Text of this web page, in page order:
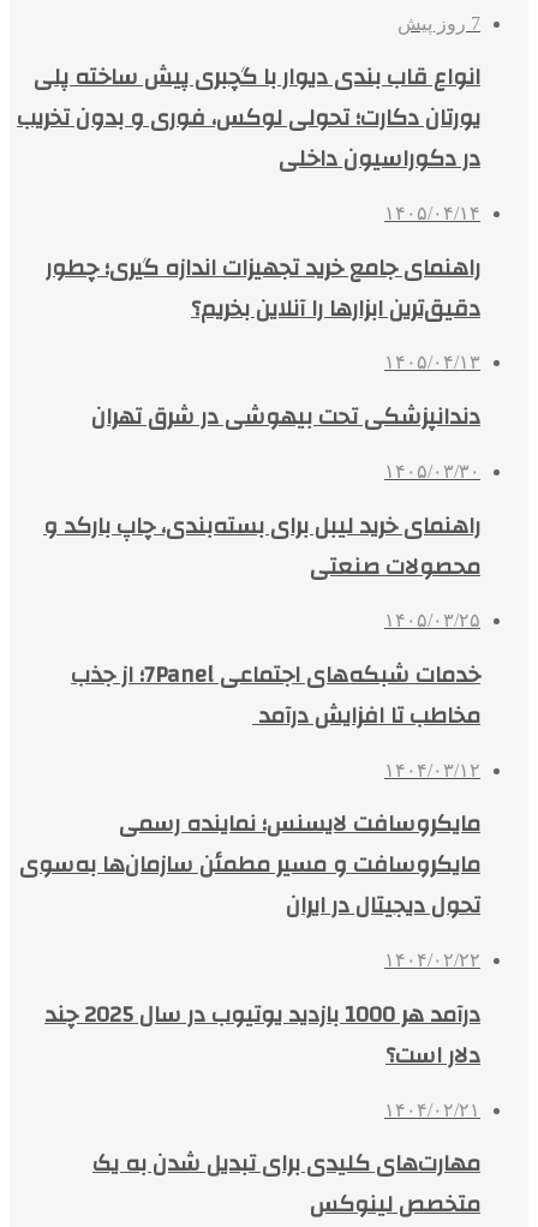
7 روز پیش
انواع قاب بندی دیوار با گچبری پیش ساخته پلی
یورتان دکارت؛ تحولی لوکس، فوری و بدون تخریب
در دکوراسیون داخلی
۱۴۰۵/۰۴/۱۴
راهنمای جامع خرید تجهیزات اندازه گیری؛ چطور
دقیق‌ترین ابزارها را آنلاین بخریم؟
۱۴۰۵/۰۴/۱۳
دندانپزشکی تحت بیهوشی در شرق تهران
۱۴۰۵/۰۳/۳۰
راهنمای خرید لیبل برای بسته‌بندی، چاپ بارکد و
محصولات صنعتی
۱۴۰۵/۰۳/۲۵
خدمات شبکه‌های اجتماعی 7Panel؛ از جذب
مخاطب تا افزایش درآمد
۱۴۰۴/۰۳/۱۲
مایکروسافت لایسنس؛ نماینده رسمی
مایکروسافت و مسیر مطمئن سازمان‌ها به‌سوی
تحول دیجیتال در ایران
۱۴۰۴/۰۲/۲۲
درآمد هر 1000 بازدید یوتیوب در سال 2025 چند
دلار است؟
۱۴۰۴/۰۲/۲۱
مهارت‌های کلیدی برای تبدیل شدن به یک
متخصص لینوکس